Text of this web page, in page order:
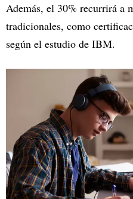
Además, el 30% recurrirá a
tradicionales, como
según el estudio de IBM.